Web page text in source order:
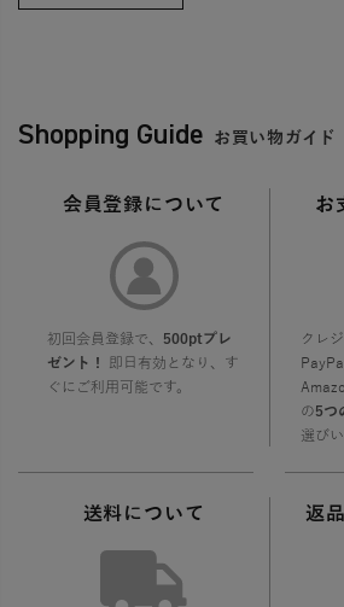
Shopping Guide お買い物ガイド
会員登録について
初回会員登録で、 500ptプレ
ゼント！
即日有効となり、す
ぐにご利用可能です。
お
クレ
の5つ
選び
送料について 返